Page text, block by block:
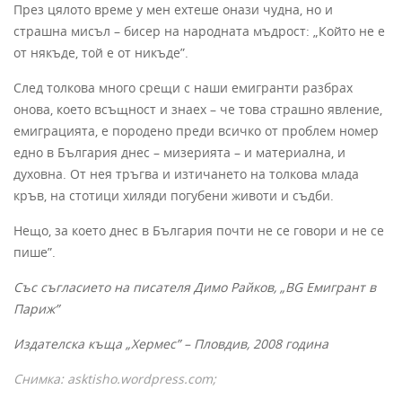
През цялото време у мен ехтеше онази чудна, но и
страшна мисъл – бисер на народната мъдрост: „Който не е
от някъде, той е от никъде”.
След толкова много срещи с наши емигранти разбрах
онова, което всъщност и знаех – че това страшно явление,
емиграцията, е породено преди всичко от проблем номер
едно в България днес – мизерията – и материална, и
духовна. От нея тръгва и изтичането на толкова млада
кръв, на стотици хиляди погубени животи и съдби.
Нещо, за което днес в България почти не се говори и не се
пише”.
Със съгласието на писателя Димо Райков, „BGЕмигрант в
Париж”
Издателска къща „Хермес” – Пловдив, 2008 година
Снимка: asktisho.wordpress.com;